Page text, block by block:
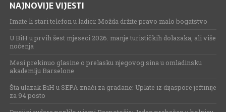
NAJNOVIJE VIJESTI
Imate li stari telefon u ladici: Možda držite pravo malo bogatstvo
U BiH u prvih šest mjeseci 2026. manje turističkih dolazaka, ali više
noćenja
Mesi prekinuo glasine o prelasku njegovog sina u omladinsku
akademiju Barselone
Šta ulazak BiH u SEPA znači za građane: Uplate iz dijaspore jeftinije
za 94 posto